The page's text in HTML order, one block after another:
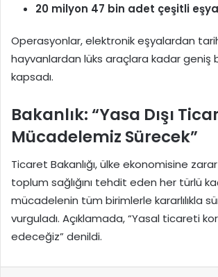
20 milyon 47 bin adet çeşitli eşya
Operasyonlar, elektronik eşyalardan
hayvanlardan lüks araçlara kadar geniş
kapsadı.
Bakanlık: “Yasa Dışı
Mücadelemiz Sürecek”
Ticaret Bakanlığı, ülke ekonomisine
toplum sağlığını tehdit eden her türlü
mücadelenin tüm birimlerle kararlılıkla
vurguladı. Açıklamada, “Yasal ticareti
edeceğiz” denildi.